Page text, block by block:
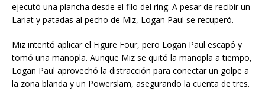
ejecutó una plancha desde el filo del ring. A pesar de recibir un
Lariat y patadas al pecho de Miz, Logan Paul se recuperó.
Miz intentó aplicar el Figure Four, pero Logan Paul escapó y
tomó una manopla. Aunque Miz se quitó la manopla a tiempo,
Logan Paul aprovechó la distracción para conectar un golpe a
la zona blanda y un Powerslam, asegurando la cuenta de tres.